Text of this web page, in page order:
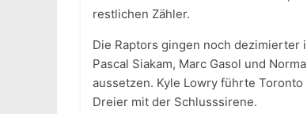
restlichen Zähler.
Die Raptors gingen noch dezimierter
Pascal Siakam, Marc Gasol und
aussetzen. Kyle Lowry führte
Dreier mit der Schlusssirene.